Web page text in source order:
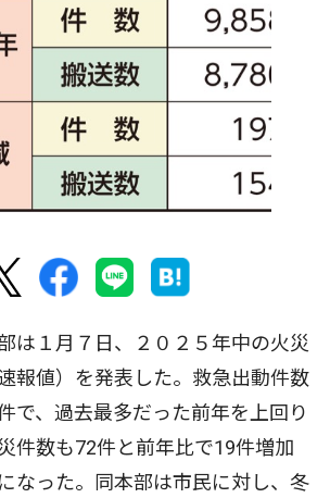
は１月７日、２０２５年中の火災
報値）を発表した。救急出動件数
で、過去最多だった前年を上回り
件数も72件と前年比で19件増加
なった。同本部は市民に対し、冬